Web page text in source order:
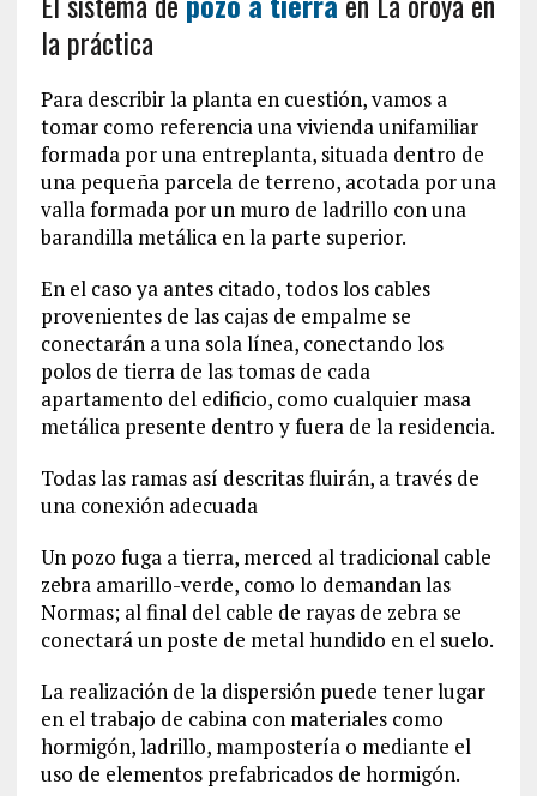
la práctica
Para describir la planta en cuestión, vamos a
tomar como referencia una vivienda unifamiliar
formada por una entreplanta, situada dentro de
una pequeña parcela de terreno, acotada por una
valla formada por un muro de ladrillo con una
barandilla metálica en la parte superior.
En el caso ya antes citado, todos los cables
provenientes de las cajas de empalme se
conectarán a una sola línea, conectando los
polos de tierra de las tomas de cada
apartamento del edificio, como cualquier masa
metálica presente dentro y fuera de la residencia.
Todas las ramas así descritas fluirán, a través de
una conexión adecuada
Un pozo fuga a tierra, merced al tradicional cable
zebra amarillo-verde, como lo demandan las
Normas; al final del cable de rayas de zebra se
conectará un poste de metal hundido en el suelo.
La realización de la dispersión puede tener lugar
en el trabajo de cabina con materiales como
hormigón, ladrillo, mampostería o mediante el
uso de elementos prefabricados de hormigón.